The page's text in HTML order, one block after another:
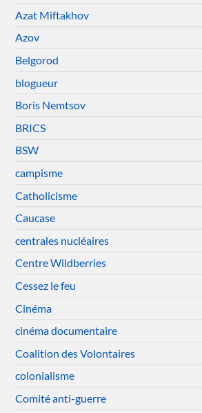
Azat Miftakhov
Azov
Belgorod
blogueur
Boris Nemtsov
BRICS
BSW
campisme
Catholicisme
Caucase
centrales nucléaires
Centre Wildberries
Cessez le feu
Cinéma
cinéma documentaire
Coalition des Volontaires
colonialisme
Comité anti-guerre